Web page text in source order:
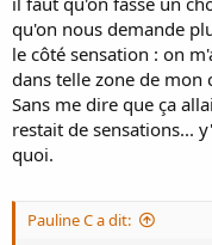
qu'on nous demande
le côté sensation : on
dans telle zone de mon
Sans me dire que ça
restait de sensations...
quoi.
Pauline C a dit: